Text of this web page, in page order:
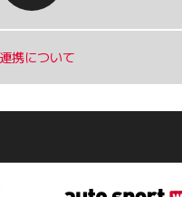
携について